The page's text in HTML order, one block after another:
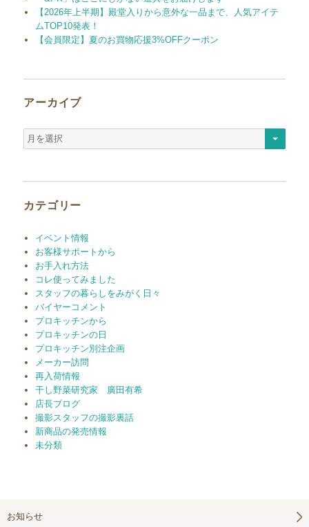
【2026年上半期】殿堂入りから意外な一品まで、人気アイテ
ムTOP10発表！
【会員限定】夏のお買物応援3%OFFクーポン
アーカイブ
ア
ー
カテゴリー
イベント情報
お客様サポートから
お手入れ方法
コレ使ってみました
スタッフの暮らしをみがく日々
バイヤーコメント
プロキッチンから
プロキッチンの日
プロキッチン別注企画
メーカー訪問
再入荷情報
干し野菜研究家 廣田有希
店長ブログ
撮影スタッフの撮影裏話
新商品の発売情報
未分類
お知らせ